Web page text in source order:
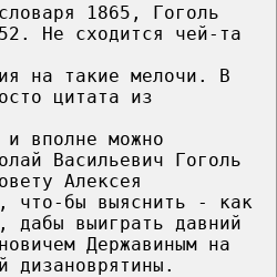
1865, Гоголь
Не сходится чей-та
на такие мелочи. В
цитата из
и вполне можно
Васильевич Гоголь
Алексея
что-бы выяснить - как
дабы выиграть давний
Державиным на
дизановрятины.